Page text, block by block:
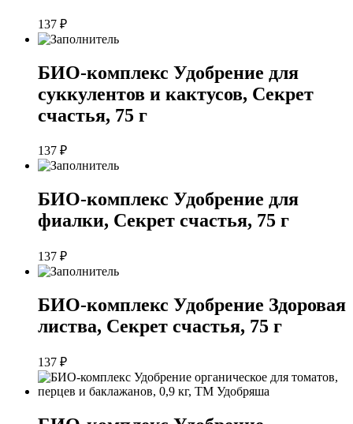
137 ₽
БИО-комплекс Удобрение для
суккулентов и кактусов, Секрет
счастья, 75 г
137 ₽
БИО-комплекс Удобрение для
фиалки, Секрет счастья, 75 г
137 ₽
БИО-комплекс Удобрение Здоровая
листва, Секрет счастья, 75 г
137 ₽